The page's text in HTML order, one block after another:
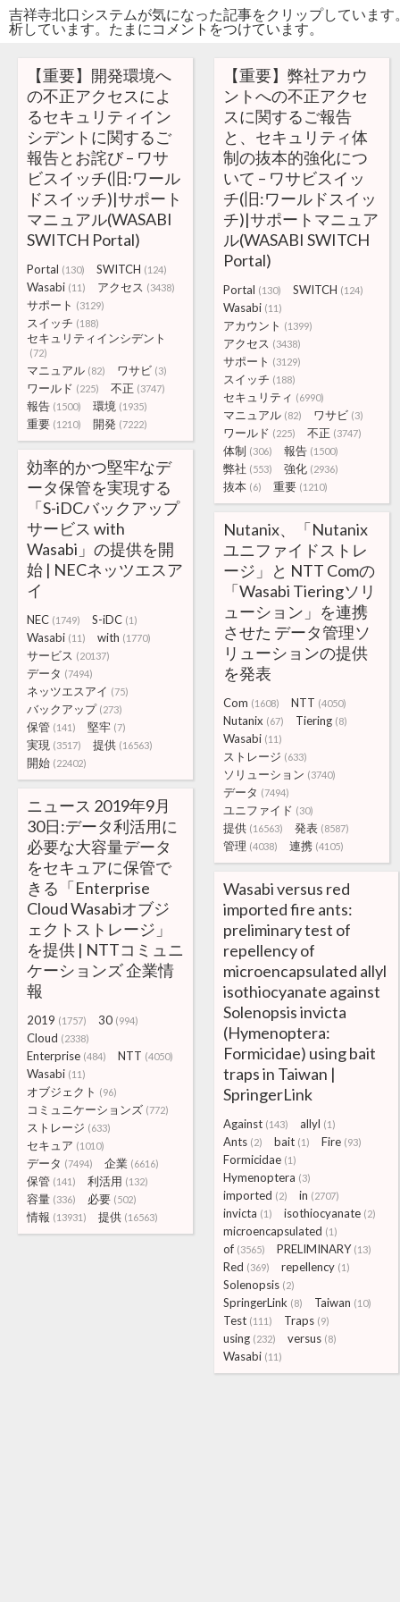
吉祥寺北口システムが気になった記事をクリップしていま
析しています。たまにコメントをつけています。
【重要】開発環境へ
の不正アクセスによ
るセキュリティイン
シデントに関するご
報告とお詫び – ワサ
ビスイッチ(旧:ワール
ドスイッチ)|サポート
マニュアル(WASABI
SWITCH Portal)
Portal (130) SWITCH (124)
Wasabi (11) アクセス (3438)
サポート (3129)
スイッチ (188)
セキュリティインシデント
(72)
マニュアル (82) ワサビ (3)
ワールド (225) 不正 (3747)
報告 (1500) 環境 (1935)
重要 (1210) 開発 (7222)
【重要】弊社アカウ
ントへの不正アクセ
スに関するご報告
と、セキュリティ体
制の抜本的強化につ
いて – ワサビスイッ
チ(旧:ワールドスイッ
チ)|サポートマニュア
ル(WASABI SWITCH
Portal)
Portal (130) SWITCH (124)
Wasabi (11)
アカウント (1399)
アクセス (3438)
サポート (3129)
スイッチ (188)
セキュリティ (6990)
マニュアル (82) ワサビ (3)
ワールド (225) 不正 (3747)
体制 (306) 報告 (1500)
弊社 (553) 強化 (2936)
抜本 (6) 重要 (1210)
効率的かつ堅牢なデ
ータ保管を実現する
「S-iDCバックアップ
サービス with
Wasabi」の提供を開
始 | NECネッツエスア
イ
NEC (1749) S-iDC (1)
Wasabi (11) with (1770)
サービス (20137)
データ (7494)
ネッツエスアイ (75)
バックアップ (273)
保管 (141) 堅牢 (7)
実現 (3517) 提供 (16563)
開始 (22402)
Nutanix、「Nutanix
ユニファイドストレ
ージ」と NTT Comの
「Wasabi Tieringソリ
ューション」を連携
させた データ管理ソ
リューションの提供
を発表
Com (1608) NTT (4050)
Nutanix (67) Tiering (8)
Wasabi (11)
ストレージ (633)
ソリューション (3740)
データ (7494)
ユニファイド (30)
提供 (16563) 発表 (8587)
管理 (4038) 連携 (4105)
ニュース 2019年9月
30日:データ利活用に
必要な大容量データ
をセキュアに保管で
きる「Enterprise
Cloud Wasabiオブジ
ェクトストレージ」
を提供 | NTTコミュニ
ケーションズ 企業情
報
2019 (1757) 30 (994)
Cloud (2338)
Enterprise (484) NTT (4050)
Wasabi (11)
オブジェクト (96)
コミュニケーションズ (772)
ストレージ (633)
セキュア (1010)
データ (7494) 企業 (6616)
保管 (141) 利活用 (132)
容量 (336) 必要 (502)
情報 (13931) 提供 (16563)
Wasabi versus red
imported fire ants:
preliminary test of
repellency of
microencapsulated allyl
isothiocyanate against
Solenopsis invicta
(Hymenoptera:
Formicidae) using bait
traps in Taiwan |
SpringerLink
Against (143) allyl (1)
Ants (2) bait (1) Fire (93)
Formicidae (1)
Hymenoptera (3)
imported (2) in (2707)
invicta (1) isothiocyanate (2)
microencapsulated (1)
of (3565) PRELIMINARY (13)
Red (369) repellency (1)
Solenopsis (2)
SpringerLink (8) Taiwan (10)
Test (111) Traps (9)
using (232) versus (8)
Wasabi (11)